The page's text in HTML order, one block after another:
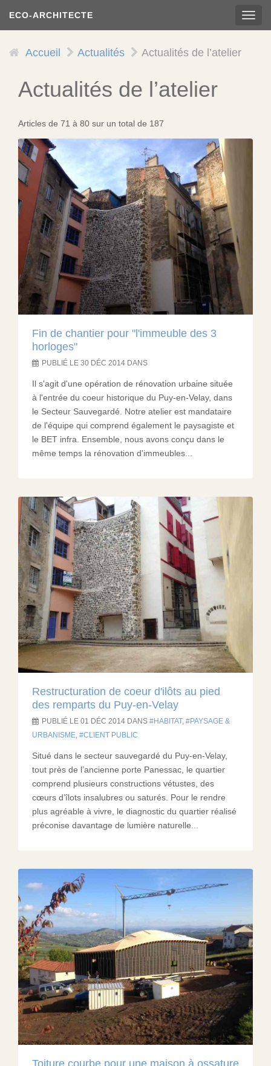
contenu
ECO-ARCHITECTE
Accueil Actualités Actualités de l’atelier
Actualités de l’atelier
Articles de 71 à 80 sur un total de 187
Fin de chantier pour "l'immeuble des 3
horloges"
PUBLIÉ LE 30 DÉC 2014 DANS
Il s'agit d'une opération de rénovation urbaine située
à l'entrée du coeur historique du Puy-en-Velay, dans
le Secteur Sauvegardé. Notre atelier est mandataire
de l'équipe qui comprend également le paysagiste et
le BET infra. Ensemble, nous avons conçu dans le
même temps la rénovation d'immeubles...
Restructuration de coeur d'ilôts au pied
des remparts du Puy-en-Velay
PUBLIÉ LE 01 DÉC 2014 DANS HABITAT,
PAYSAGE &
URBANISME
CLIENT PUBLIC
Situé dans le secteur sauvegardé du Puy-en-Velay,
tout près de l’ancienne porte Panessac, le quartier
comprend plusieurs constructions vétustes, des
cœurs d’îlots insalubres ou saturés. Pour le rendre
plus agréable à vivre, le diagnostic du quartier réalisé
préconise davantage de lumière naturelle...
Toiture courbe pour une maison à ossature